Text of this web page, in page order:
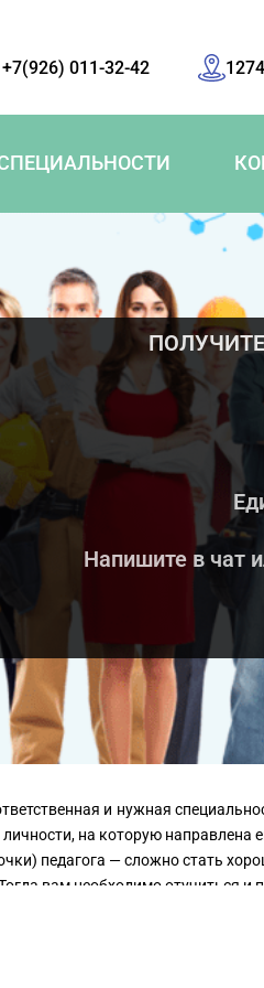
+7(926) 011-32-42
Напишите в чат
и нужная
на которую направлена
педагога — сложно стать
вам необходимо отучиться и